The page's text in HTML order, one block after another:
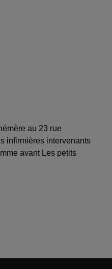
au 23 rue
infirmières intervenants
avant Les petits